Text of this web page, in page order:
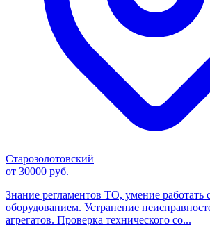
Старозолотовский
от 30000 руб.
Знание регламентов ТО, умение работать
оборудованием. Устранение
агрегатов. Проверка технического со...